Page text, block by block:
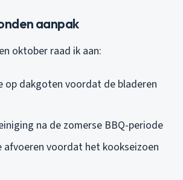
aanpak
oktober raad ik aan:
op dakgoten voordat de bladeren
na de zomerse BBQ-periode
afvoeren voordat het kookseizoen